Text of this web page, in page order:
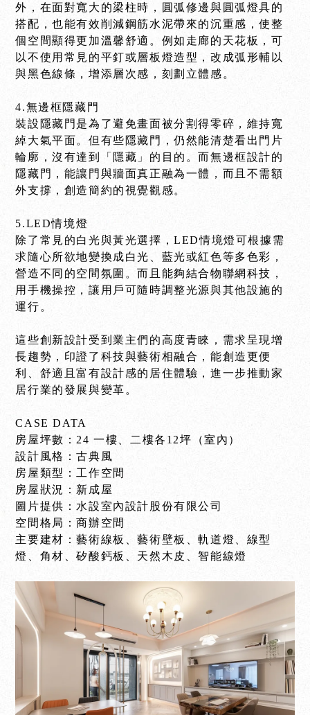
外，在面對寬大的梁柱時，圓弧修邊與圓弧燈具的
搭配，也能有效削減鋼筋水泥帶來的沉重感，使整
個空間顯得更加溫馨舒適。例如走廊的天花板，可
以不使用常見的平釘或層板燈造型，改成弧形輔以
與黑色線條，增添層次感，刻劃立體感。
4.無邊框隱藏門
裝設隱藏門是為了避免畫面被分割得零碎，維持寬
綽大氣平面。但有些隱藏門，仍然能清楚看出門片
輪廓，沒有達到「隱藏」的目的。而無邊框設計的
隱藏門，能讓門與牆面真正融為一體，而且不需額
外支撐，創造簡約的視覺觀感。
5.LED情境燈
除了常見的白光與黃光選擇，LED情境燈可根據需
求隨心所欲地變換成白光、藍光或紅色等多色彩，
營造不同的空間氛圍。而且能夠結合物聯網科技，
用手機操控，讓用戶可隨時調整光源與其他設施的
運行。
這些創新設計受到業主們的高度青睞，需求呈現增
長趨勢，印證了科技與藝術相融合，能創造更便
利、舒適且富有設計感的居住體驗，進一步推動家
居行業的發展與變革。
CASE DATA
房屋坪數：24 一樓、二樓各12坪（室內）
設計風格：古典風
房屋類型：工作空間
房屋狀況：新成屋
圖片提供：水設室內設計股份有限公司
空間格局：商辦空間
主要建材：藝術線板、藝術壁板、軌道燈、線型
燈、角材、矽酸鈣板、天然木皮、智能線燈